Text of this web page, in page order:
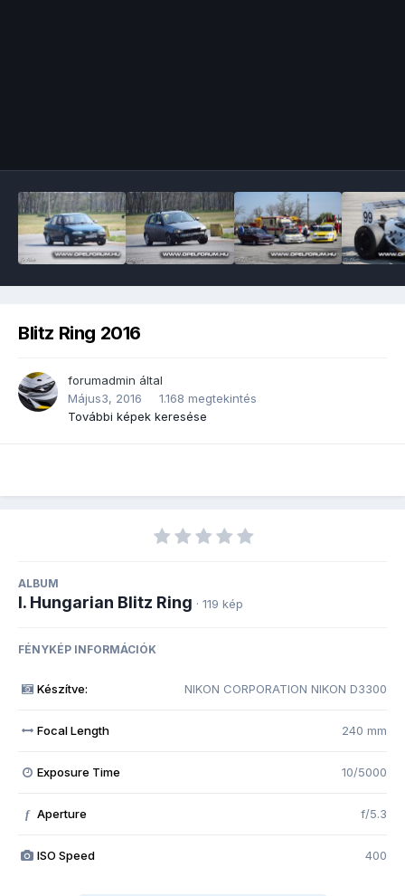
Blitz Ring 2016
forumadmin által
Május3, 2016
1.168 megtekintés
További képek keresése
ALBUM
I. Hungarian Blitz Ring · 119 kép
FÉNYKÉP INFORMÁCIÓK
Készítve: NIKON CORPORATION NIKON D3300
Focal Length 240 mm
Exposure Time 10/5000
f Aperture f/5.3
ISO Speed 400